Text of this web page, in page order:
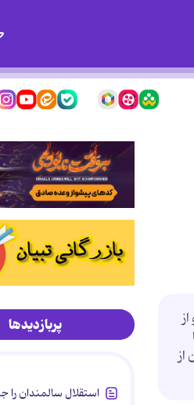
از
پربازدیدها
استقلال سالمندان را